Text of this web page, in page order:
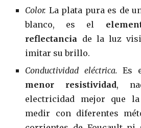
Color. La plata pura es de
blanco, es el
reflectancia de la luz
imitar su brillo.
Conductividad eléctrica. Es
menor resistividad,
electricidad mejor que
medir con diferentes